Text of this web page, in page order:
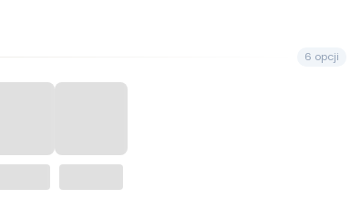
6 opcji